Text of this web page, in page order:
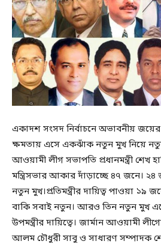
একাদশ সংসদ নির্বাচনে অভাবনীয়
ক্ষমতায় এসে একঝাঁক নতুন মুখ নিয়ে
আওয়ামী লীগ সভাপতি প্রধানমন্ত্রী শেখ
মন্ত্রিসভার আকার দাঁড়াচ্ছে ৪৭ জনে। ২৪
নতুন মুখ।প্রতিমন্ত্রীর দায়িত্ব পাওয়া ১৯
বাকি সবাই নতুন। আরও তিন নতুন মুখ
উপমন্ত্রীর দায়িত্বে। জার্মান আওয়ামী
আলম চৌধুরী সাবু ও সাধারণ সম্পাদক